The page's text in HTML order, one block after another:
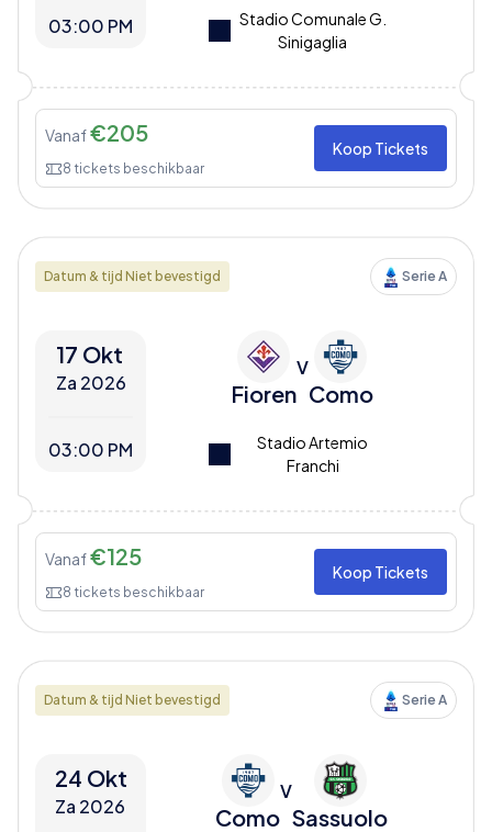
03:00 PM
Stadio Comunale G.
Sinigaglia
Vanaf€205
8 tickets beschikbaar
Koop Tickets
Datum & tijd Niet bevestigd Serie A
17 Okt
Za 2026
03:00 PM
Fioren
V
Como
Stadio Artemio
Franchi
Vanaf€125
8 tickets beschikbaar
Koop Tickets
Datum & tijd Niet bevestigd Serie A
24 Okt
Za 2026 Como
V
Sassuolo